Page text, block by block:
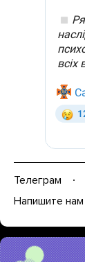
Телеграм
Напишите нам